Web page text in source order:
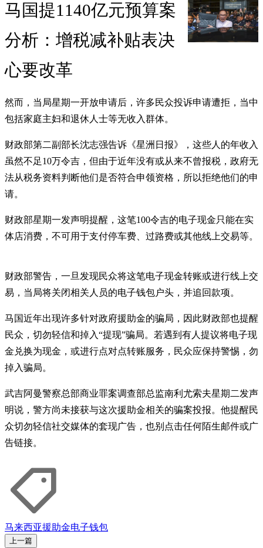
马国提1140亿元预算案
分析：增税减补贴表决
心要改革
然而，当局星期一开放申请后，许多民众投诉申请遭拒，当中
包括家庭主妇和退休人士等无收入群体。
财政部第二副部长沈志强告诉《星洲日报》，这些人的年收入
虽然不足10万令吉，但由于近年没有或从来不曾报税，政府无
法从税务资料判断他们是否符合申领资格，所以拒绝他们的申
请。
财政部星期一发声明提醒，这笔100令吉的电子现金只能在实
体店消费，不可用于支付停车费、过路费或其他线上交易等。
财政部警告，一旦发现民众将这笔电子现金转账或进行线上交
易，当局将关闭相关人员的电子钱包户头，并追回款项。
马国近年出现许多针对政府援助金的骗局，因此财政部也提醒
民众，切勿轻信和掉入“提现”骗局。若遇到有人提议将电子现
金兑换为现金，或进行点对点转账服务，民众应保持警惕，勿
掉入骗局。
武吉阿曼警察总部商业罪案调查部总监南利尤索夫星期二发声
明说，警方尚未接获与这次援助金相关的骗案投报。他提醒民
众切勿轻信社交媒体的套现广告，也别点击任何陌生邮件或广
告链接。
马来西亚援助金电子钱包
上一篇